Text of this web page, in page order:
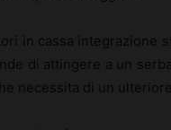
in cassa integrazione
di attingere a un
necessita di un